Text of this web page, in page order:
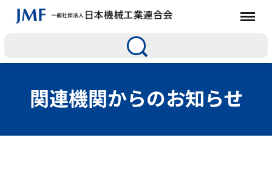
関連機関からのお知らせ